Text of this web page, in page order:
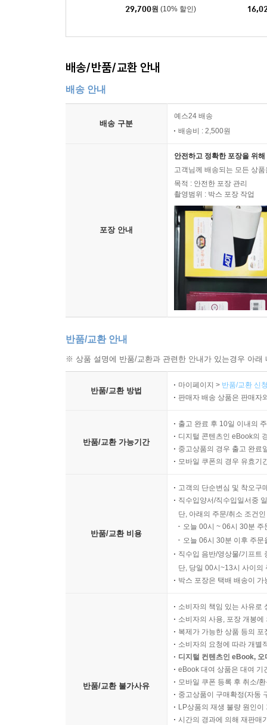
29,700원 (10% 할인)
배송/반품/교환 안내
배송 안내
배송 구분
예스24 배송
배송비 : 2,500원
포장 안내
안전하고 정확한 포장을 위
고객님께 배송되는 모든 상
목적 : 안전한 포장 관리
촬영범위 : 박스 포장 작업
반품/교환 안내
※ 상품 설명에 반품/교환과 관련한 안내가 있는경우 아
반품/교환 방법
마이페이지 > 반품/교환 신
판매자 배송 상품은 판매자
반품/교환 가능기간
출고 완료 후 10일 이내의
디지털 콘텐츠인 eBook의
중고상품의 경우 출고 완료
모바일 쿠폰의 경우 유효기
반품/교환 비용
고객의 단순변심 및 착오구
직수입양서/직수입일서중
단, 아래의 주문/취소 조건
오늘 00시 ~ 06시 30분
오늘 06시 30분 이후 주
직수입 음반/영상물/기프트
단, 당일 00시~13시 사이의
박스 포장은 택배 배송이
반품/교환 불가사유
소비자의 책임 있는 사유로
소비자의 사용, 포장 개봉
복제가 가능한 상품 등의
소비자의 요청에 따라 개별
디지털 컨텐츠인 eBook,
eBook 대여 상품은 대여 기
모바일 쿠폰 등록 후 취소/
중고상품이 구매확정(자동
LP상품의 재생 불량 원인
시간의 경과에 의해 재판매